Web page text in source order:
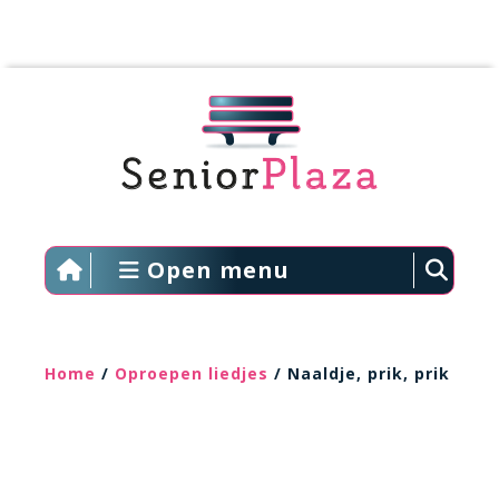
Open menu
Home / Oproepen liedjes / Naaldje, prik, prik